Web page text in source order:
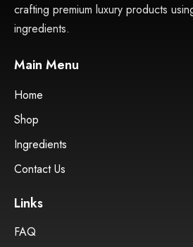
crafting premium luxury products
ingredients.
Main Menu
Home
Shop
Ingredients
Contact Us
Links
FAQ